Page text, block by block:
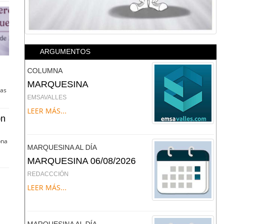
ARGUMENTOS
COLUMNA
MARQUESINA
EMSAVALLES
LEER MÁS...
MARQUESINA AL DÍA
MARQUESINA 06/08/2026
REDACCCIÓN
LEER MÁS...